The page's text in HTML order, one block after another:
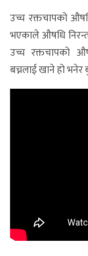
उच्च रक्तचापको
भएकाले औषधि
उच्च रक्तचापको
बच्नलाई खाने हो भनेर